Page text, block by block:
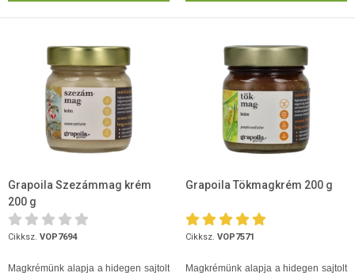
Grapoila Szezámmag krém
200 g
Cikksz. VOP7694
Magkrémünk alapja a hidegen sajtolt
Grapoila Tökmagkrém 200 g
Cikksz. VOP7571
Magkrémünk alapja a hidegen sajtolt